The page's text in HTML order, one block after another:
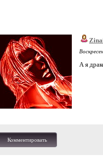
А я
Комментировать